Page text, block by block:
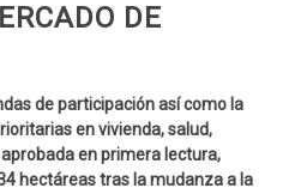
DE
de participación así como la
en vivienda, salud,
en primera lectura,
hectáreas tras la mudanza a la